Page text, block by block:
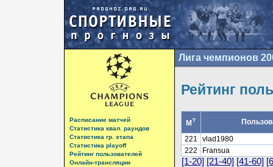
Расписание матчей
Статистика квал. раундов
Статистика гр. этапа
Статистика playoff
Рейтинг пользователей
Онлайн-трансляции
Лига чемпионов
Рейтинг
М?
221
vlad1980
222
Fransua
[1-20] [21-40] [41-60]